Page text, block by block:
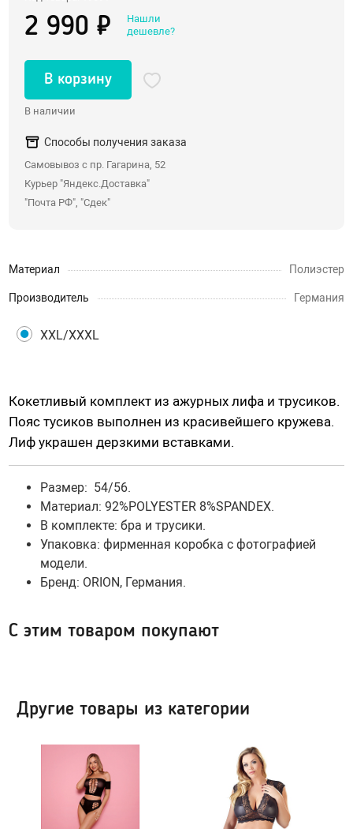
Со стразами, хвостики
С вибрацией
С римминг эффектом
Массажеры простаты
Надувные пробки, тоннели
Анальные крюки
С дистанционным управлением
Страпоны, фаллопротезы
Страпоны
Анатомические страпоны
Вагины, мастурбаторы
Ротики, грудь
Яйца, мини-мастурбаторы
Вибро-мастурбаторы
Секс-куклы
Хай-тек мастурбаторы
Гидропомпы Bathmate
Помпы мужские
Помпа для клитора и вагины
Помпы для груди и сосков женские
Материал Полиэстер
Производитель Германия
XXL/XXXL
2 990 ₽
Нашли
дешевле?
В корзину
В наличии
Способы получения заказа
Самовывоз с пр. Гагарина, 52
Курьер "Яндекс.Доставка"
"Почта РФ", "Сдек"
Кокетливый комплект из ажурных лифа и трусиков.
Пояс тусиков выполнен из красивейшего кружева.
Лиф украшен дерзкими вставками.
Размер: 54/56.
Материал: 92%POLYESTER 8%SPANDEX.
В комплекте: бра и трусики.
Упаковка: фирменная коробка с фотографией
модели.
Бренд: ORION, Германия.
С этим товаром покупают
Другие товары из категории